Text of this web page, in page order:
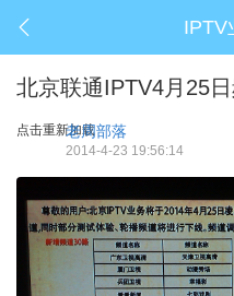
IPTV
北京联通IPTV4月25
点击重新加载老周部落
2014-4-23 19:56:14